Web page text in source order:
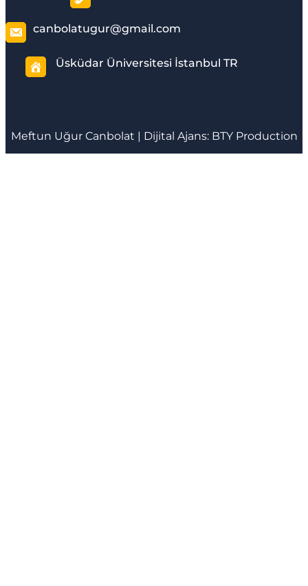
canbolatugur@gmail.com
Üsküdar Üniversitesi İstanbul TR
Meftun Uğur Canbolat | Dijital Ajans: BTY Production